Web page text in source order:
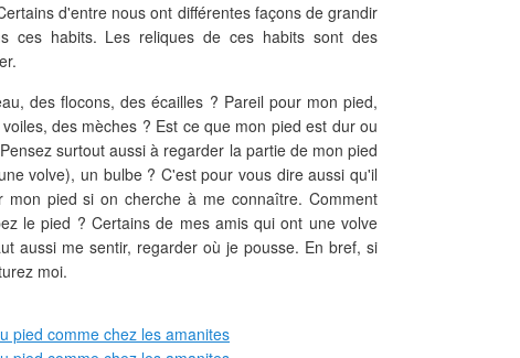
d'entre nous ont différentes façons de grandir
ces habits. Les reliques de ces habits sont des
des flocons, des écailles ? Pareil pour mon pied,
des mèches ? Est ce que mon pied est dur ou
surtout aussi à regarder la partie de mon pied
volve), un bulbe ? C'est pour vous dire aussi qu'il
pied si on cherche à me connaître. Comment
le pied ? Certains de mes amis qui ont une volve
aussi me sentir, regarder où je pousse. En bref, si
moi.